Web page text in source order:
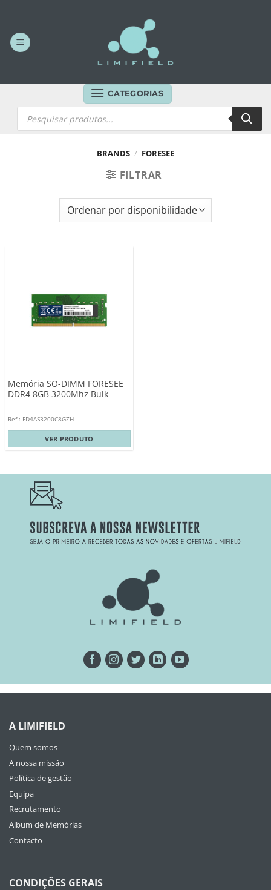
content
CATEGORIAS
Products
search
BRANDS / FORESEE
FILTRAR
Memória SO-DIMM FORESEE
DDR4 8GB 3200Mhz Bulk
Ref.: FD4AS3200C8GZH
VER PRODUTO
A LIMIFIELD
Quem somos
A nossa missão
Política de gestão
Equipa
Recrutamento
Album de Memórias
Contacto
CONDIÇÕES GERAIS